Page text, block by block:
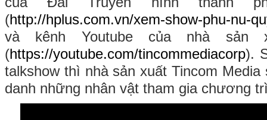
(http://hplus.com.vn/xem-show-phu-nu-
và kênh Youtube của nhà sản
(https://youtube.com/tincommediacorp).
talkshow thì nhà sản xuất Tincom
danh những nhân vật tham gia chương